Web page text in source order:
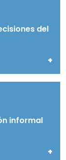
del
+
informal
+